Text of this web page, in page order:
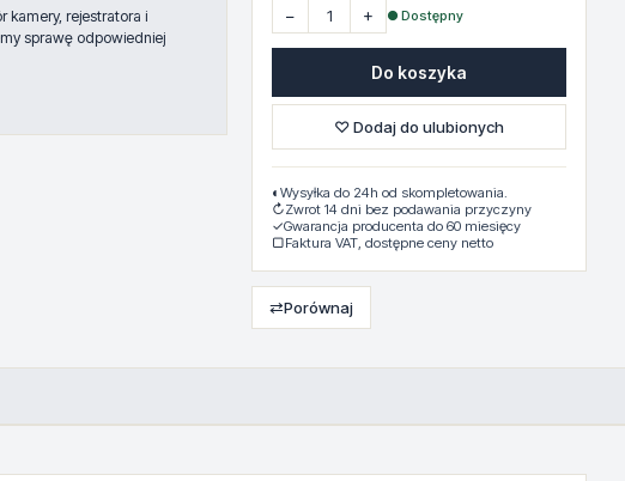
kamery, rejestratora i
sprawę odpowiedniej
− + ● Dostępny
Do koszyka
♡ Dodaj do ulubionych
◐ Wysyłka do 24h od skompletowania.
↻Zwrot 14 dni bez podawania przyczyny
✓Gwarancja producenta do 60 miesięcy
▢Faktura VAT, dostępne ceny netto
⇄Porównaj